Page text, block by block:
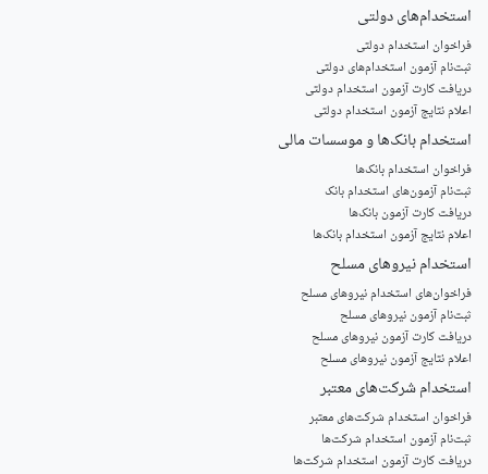
استخدام‌های دولتی
فراخوان استخدام دولتی
ثبت‌نام آزمون‌ استخدام‌های دولتی
دریافت کارت آزمون استخدام دولتی
اعلام نتایج آزمون استخدام دولتی
استخدام‌ بانک‌ها و موسسات مالی
فراخوان استخدام بانک‌ها
‌ثبت‌نام آزمون‌های استخدام بانک
دریافت کارت آزمون بانک‌ها
اعلام نتایج آزمون استخدام بانک‌ها
استخدام‌ نیروهای مسلح
‌فراخوان‌های استخدام‌ نیروهای مسلح
ثبت‌نام آزمون نیروهای مسلح
دریافت کارت آزمون نیروهای مسلح
اعلام نتایج آزمون نیروهای مسلح
استخدام‌ شرکت‌های معتبر
فراخوان استخدام شرکت‌های معتبر
ثبت‌نام آزمون استخدام شرکت‌ها
دریافت کارت آزمون استخدام شرکت‌ها